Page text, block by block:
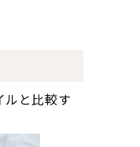
ルと比較す